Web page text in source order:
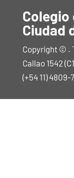
Colegio
Ciudad
Copyright © .
Callao 1542
(+54 11)